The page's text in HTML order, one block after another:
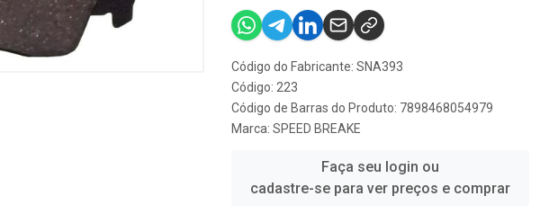
Código do Fabricante: SNA393
Código: 223
Código de Barras do Produto: 7898468054979
Marca: SPEED BREAKE
Faça seu login ou
cadastre-se para ver preços e comprar